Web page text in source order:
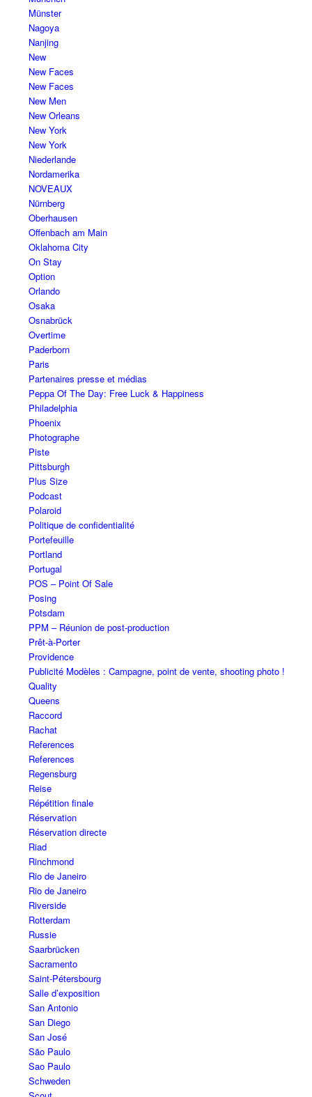
Münster
Nagoya
Nanjing
New
New Faces
New Faces
New Men
New Orleans
New York
New York
Niederlande
Nordamerika
NOVEAUX
Nürnberg
Oberhausen
Offenbach am Main
Oklahoma City
On Stay
Option
Orlando
Osaka
Osnabrück
Overtime
Paderborn
Paris
Partenaires presse et médias
Peppa Of The Day: Free Luck & Happiness
Philadelphia
Phoenix
Photographe
Piste
Pittsburgh
Plus Size
Podcast
Polaroid
Politique de confidentialité
Portefeuille
Portland
Portugal
POS – Point Of Sale
Posing
Potsdam
PPM – Réunion de post-production
Prêt-à-Porter
Providence
Publicité Modèles : Campagne, point de vente, shooting photo !
Quality
Queens
Raccord
Rachat
References
References
Regensburg
Reise
Répétition finale
Réservation
Réservation directe
Riad
Rinchmond
Rio de Janeiro
Rio de Janeiro
Riverside
Rotterdam
Russie
Saarbrücken
Sacramento
Saint-Pétersbourg
Salle d’exposition
San Antonio
San Diego
San José
São Paulo
Sao Paulo
Schweden